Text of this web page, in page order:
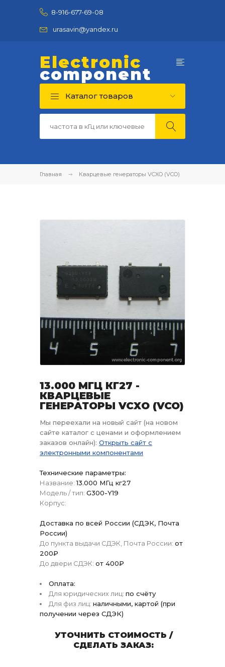
8-916-677-69-08
urasavin@yandex.ru
Electronic
component
Каталог товаров
Главная Кварцевые генераторы VCXO (VCO)
13.000 МГЦ КГ27 -
КВАРЦЕВЫЕ
ГЕНЕРАТОРЫ VCXO (VCO)
Мы переехали на новый сайт (на новом
сайте каталог с ценами и оформлением
заказов онлайн): Открыть сайт с
электронными компонентами
Технические параметры:
Название: 13.000 МГц кг27
Модель / тип: G300-Y19
Корпус:
Доставка по всей России (СДЭК, Почта
России)
До пункта выдачи СДЭК, Почта России: от
200₽
До двери СДЭК: от 400₽
Оплата:
Для юридических лиц: по счёту
Для физ лиц: наличными, картой (при
получении через СДЭК)
УТОЧНИТЬ СТОИМОСТЬ /
СДЕЛАТЬ ЗАКАЗ: